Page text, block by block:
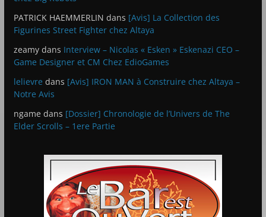
PATRICK HAEMMERLIN dans [Avis] La Collection des
Figurines Street Fighter chez Altaya
zeamydans Interview – Nicolas « Esken » Eskenazi CEO –
Game Designer et CM Chez EdioGames
lelievre dans [Avis] IRON MAN à Construire chez Altaya –
Notre Avis
ngame dans [Dossier] Chronologie de l’Univers de The
Elder Scrolls – 1ere Partie